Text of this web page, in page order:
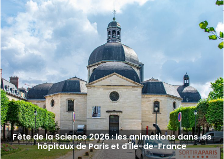
Fête de la Science 2026 : les animations dans les
hôpitaux de Paris et d'Île-de-France